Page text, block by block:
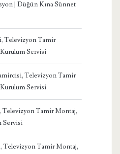
| Düğün Kına Sünnet
Televizyon Tamir
Servisi
Televizyon Tamir
Servisi
Televizyon Tamir Montaj,
Servisi
Televizyon Tamir Montaj,